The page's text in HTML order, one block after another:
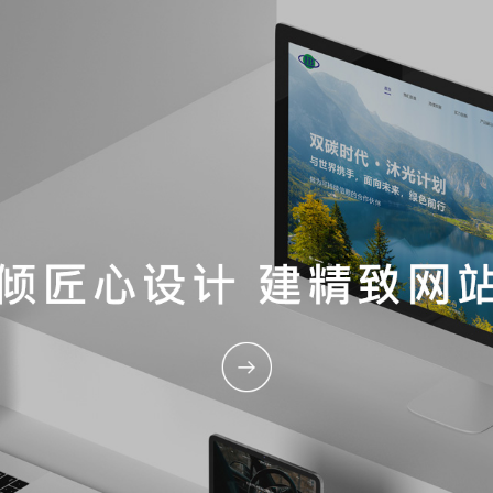
深圳网站设计
帮助企业拓展网络行销渠道
制移动互联网营销微网站
微信小程序开发
全行业小程序开发解决方案
小程序/APP开发
构建移动互联网全生态链
电商系统开发
拥有丰富开发经验七年电商开发经
服务理念
专注于创意设计和传播应用
全流程服务
高端网站设计，为客户定制化服务
态 网站设计 技